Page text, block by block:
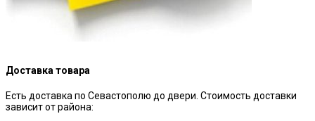
Доставка товара
Есть доставка по Севастополю до двери. Стоимость доставки
зависит от района: